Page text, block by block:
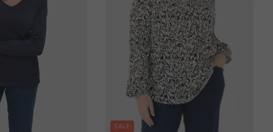
SALE